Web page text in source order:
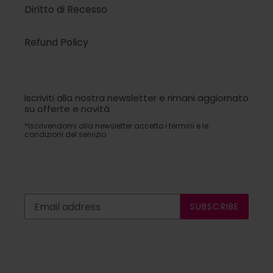
Diritto di Recesso
Refund Policy
Iscriviti alla nostra newsletter e rimani aggiornato
su offerte e novità
*Iscrivendomi alla newsletter accetto i termini e le
condizioni del servizio
SUBSCRIBE